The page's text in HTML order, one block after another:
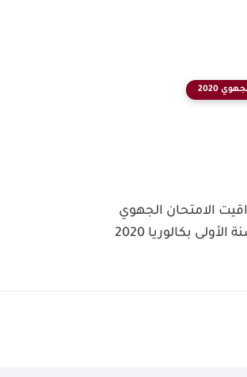
2020
الامتحان الجهوي
الموحد للسنة الأولى بكالوريا 2020